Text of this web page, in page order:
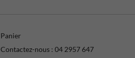
Panier
Contactez-nous : 04 2957 647